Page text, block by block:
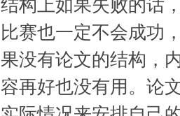
结构上如果失败的话
比赛也一定不会成功
果没有论文的结构，
容再好也没有用。论